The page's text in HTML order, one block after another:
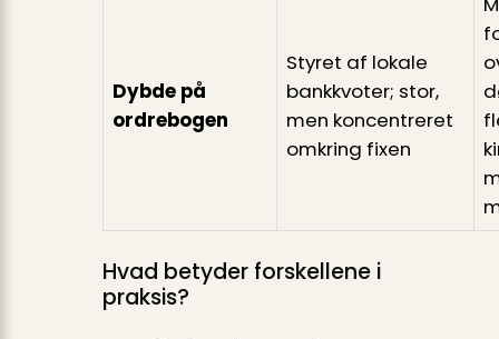
Dybde på
ordrebogen
Styret af lokale
bankkvoter; stor,
men koncentreret
omkring fixen
Hvad betyder forskellene i
praksis?